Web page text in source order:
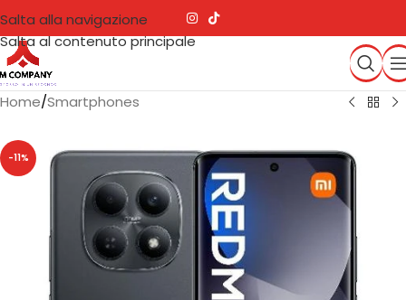
Salta alla navigazione
Salta al contenuto principale
Home/Smartphones
-11%